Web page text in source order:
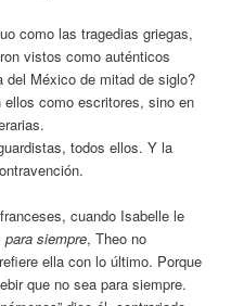
como las tragedias griegas,
vistos como auténticos
del México de mitad de siglo?
como escritores, sino en
todos ellos. Y la
cuando Isabelle le
para siempre, Theo no
ella con lo último. Porque
que no sea para siempre.